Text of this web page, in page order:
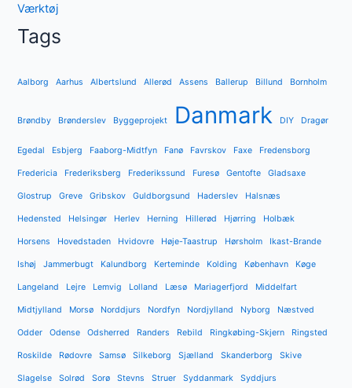
Værktøj
Tags
Aalborg Aarhus Albertslund Allerød Assens Ballerup Billund Bornholm
Brøndby Brønderslev Byggeprojekt Danmark DIY Dragør
Egedal Esbjerg Faaborg-Midtfyn Fanø Favrskov Faxe Fredensborg
Fredericia Frederiksberg Frederikssund Furesø Gentofte Gladsaxe
Glostrup Greve Gribskov Guldborgsund Haderslev Halsnæs
Hedensted Helsingør Herlev Herning Hillerød Hjørring Holbæk
Horsens Hovedstaden Hvidovre Høje-Taastrup Hørsholm Ikast-Brande
Ishøj Jammerbugt Kalundborg Kerteminde Kolding København Køge
Langeland Lejre Lemvig Lolland Læsø Mariagerfjord Middelfart
Midtjylland Morsø Norddjurs Nordfyn Nordjylland Nyborg Næstved
Odder Odense Odsherred Randers Rebild Ringkøbing-Skjern Ringsted
Roskilde Rødovre Samsø Silkeborg Sjælland Skanderborg Skive
Slagelse Solrød Sorø Stevns Struer Syddanmark Syddjurs